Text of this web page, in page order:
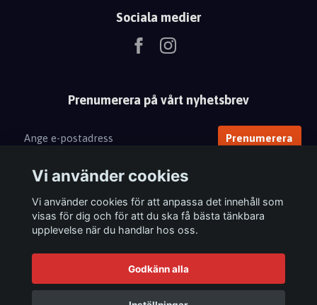
Sociala medier
Prenumerera på vårt nyhetsbrev
Prenumerera
Vi använder cookies
Vi använder cookies för att anpassa det innehåll som
visas för dig och för att du ska få bästa tänkbara
upplevelse när du handlar hos oss.
Godkänn alla